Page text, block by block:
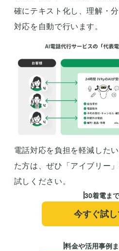
確にテキスト化し、理解・
対応を自動で行います。
電話対応を負担を軽減した
た方は、ぜひ「アイブリー
試しください。
30着電ま
今すぐ試
料金や活用事例